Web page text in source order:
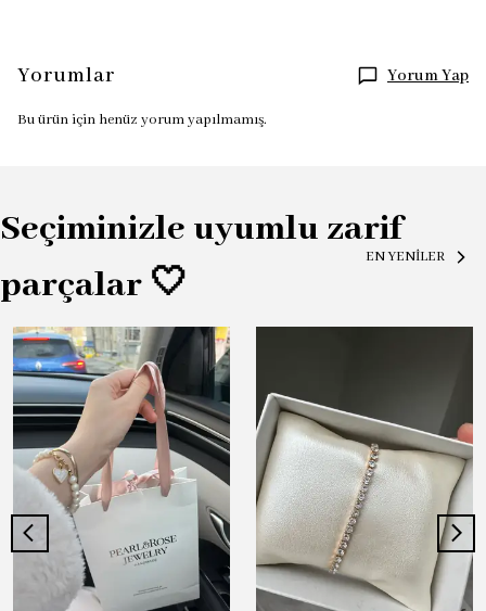
Yorumlar Yorum Yap
Bu ürün için henüz yorum yapılmamış.
Seçiminizle uyumlu zarif
parçalar 🤍
EN YENİLER